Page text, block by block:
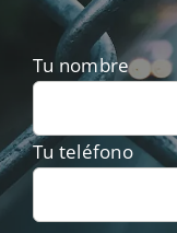
Tu nombre
Tu teléfono